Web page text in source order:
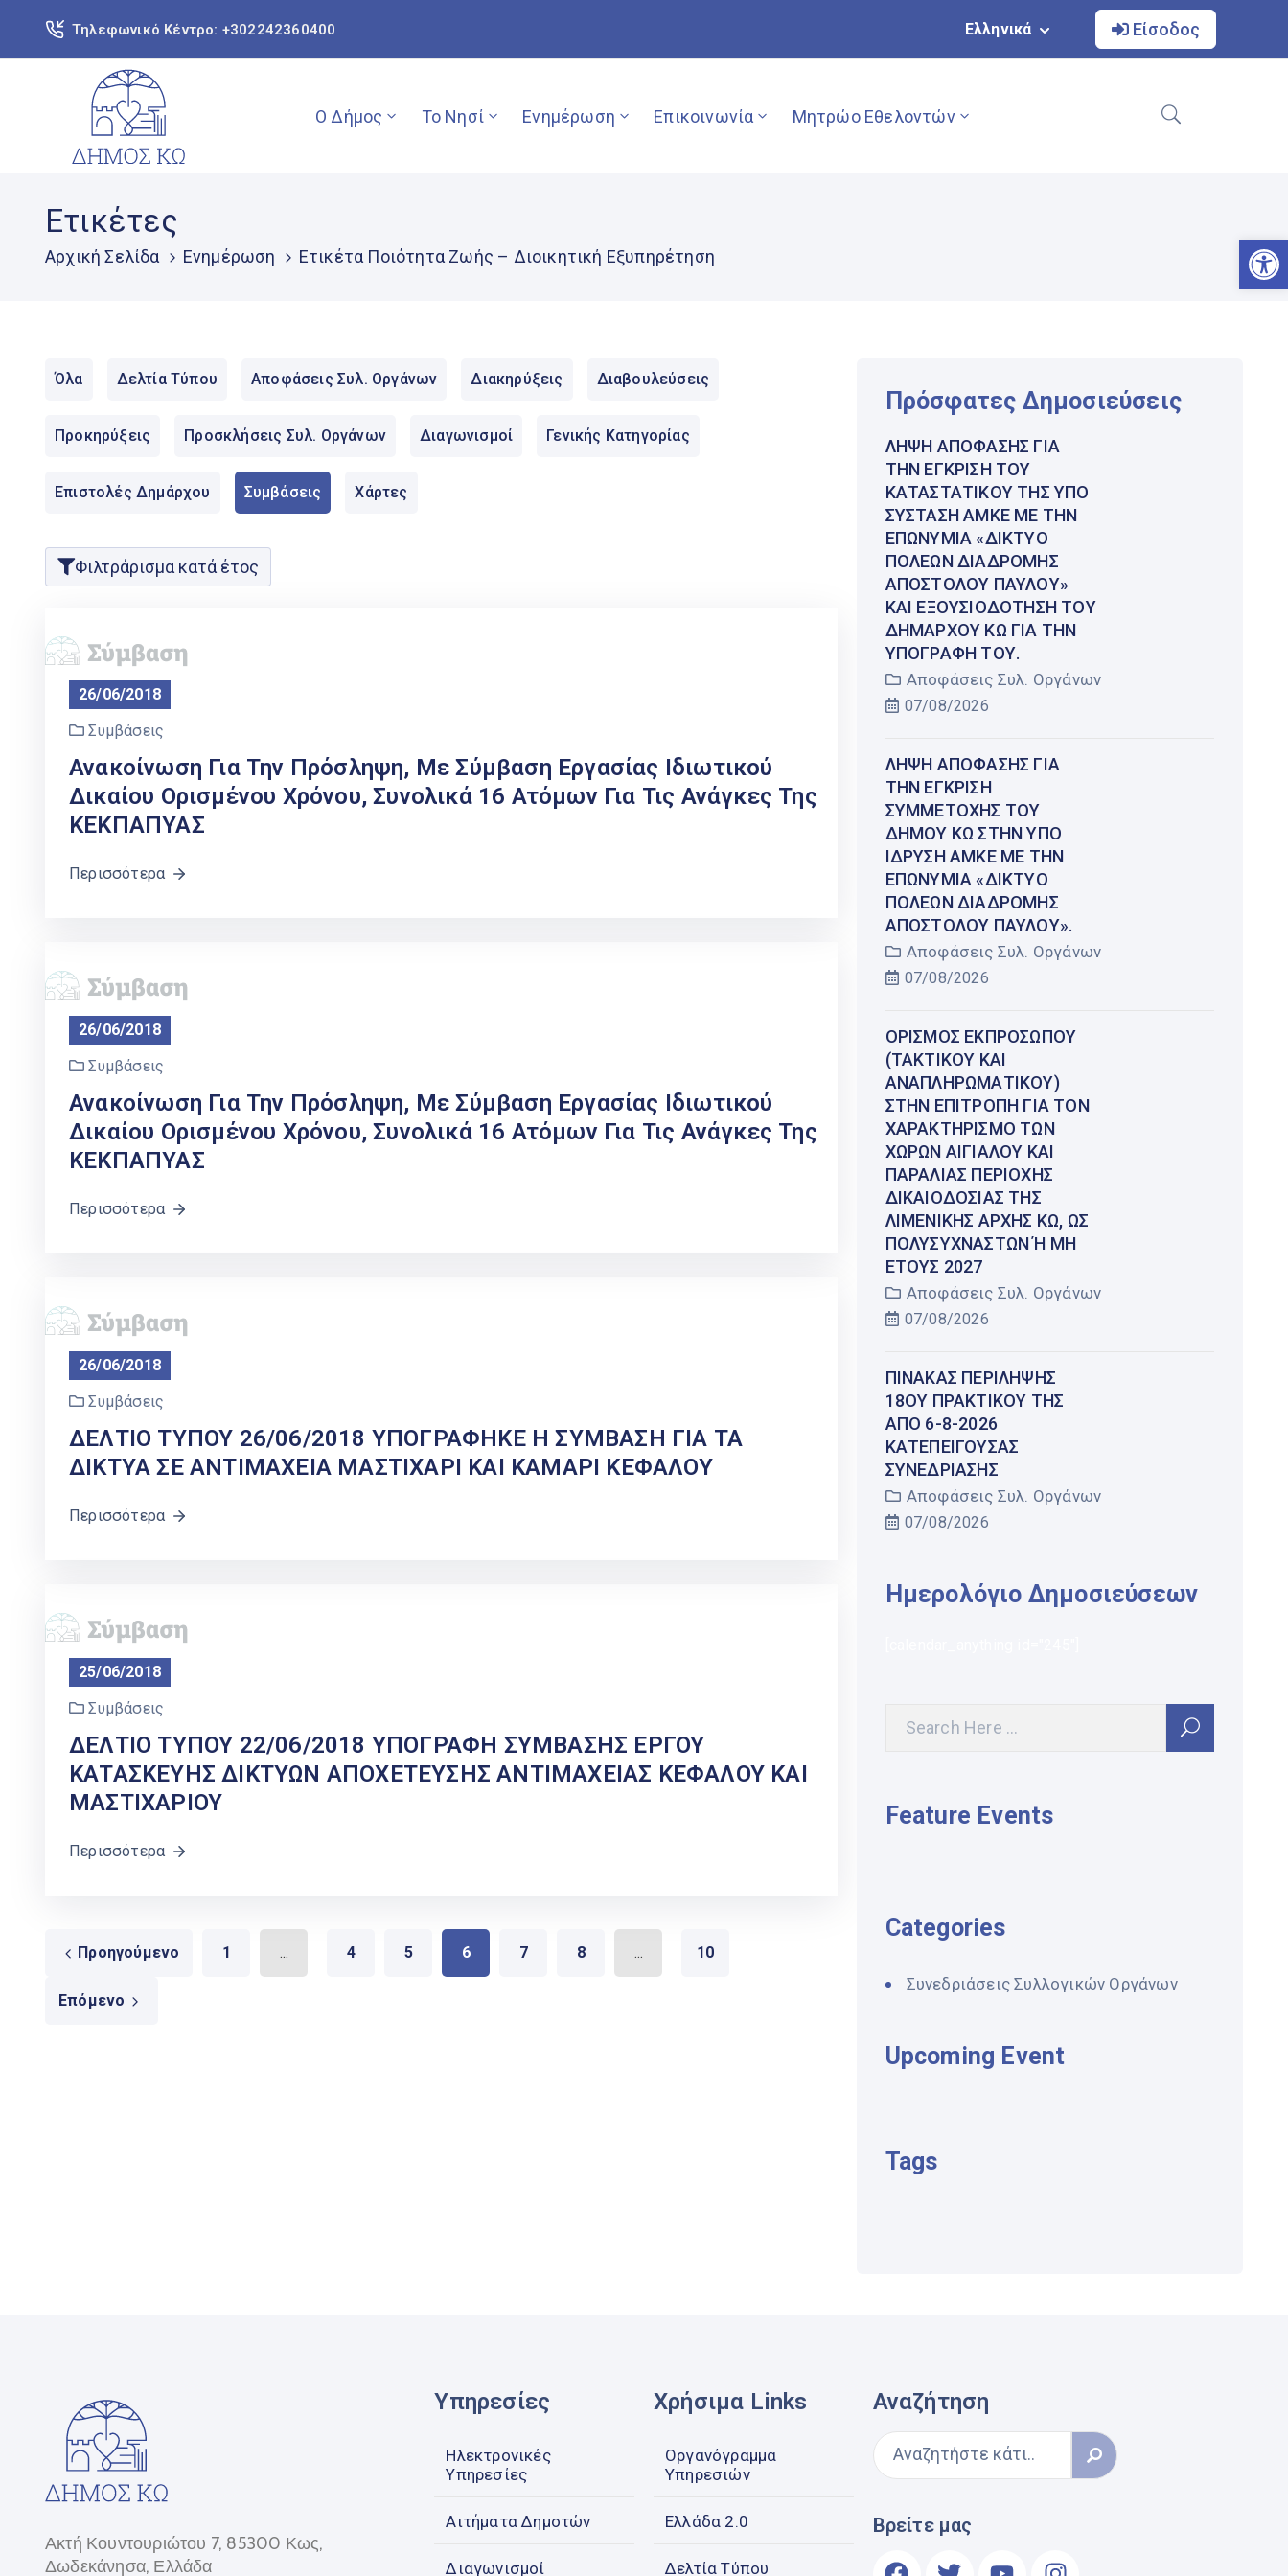
Τηλεφωνικό Κέντρο: +302242360400 Ελληνικά Είσοδος
Ο Δήμος Το Νησί Ενημέρωση Επικοινωνία Μητρώο Εθελοντών
Ετικέτες
Αρχική Σελίδα Ενημέρωση Ετικέτα Ποιότητα Ζωής – Διοικητική Εξυπηρέτηση
Όλα Δελτία Τύπου Αποφάσεις Συλ. Οργάνων Διακηρύξεις Διαβουλεύσεις
Προκηρύξεις Προσκλήσεις Συλ. Οργάνων Διαγωνισμοί Γενικής Κατηγορίας
Επιστολές Δημάρχου Συμβάσεις Χάρτες
Φιλτράρισμα κατά έτος
26/06/2018
Συμβάσεις
Ανακοίνωση Για Την Πρόσληψη, Με Σύμβαση Εργασίας Ιδιωτικού
Δικαίου Ορισμένου Χρόνου, Συνολικά 16 Ατόμων Για Τις Ανάγκες Της
ΚΕΚΠΑΠΥΑΣ
Περισσότερα
26/06/2018
Συμβάσεις
Ανακοίνωση Για Την Πρόσληψη, Με Σύμβαση Εργασίας Ιδιωτικού
Δικαίου Ορισμένου Χρόνου, Συνολικά 16 Ατόμων Για Τις Ανάγκες Της
ΚΕΚΠΑΠΥΑΣ
Περισσότερα
26/06/2018
Συμβάσεις
ΔΕΛΤΙΟ ΤΥΠΟΥ 26/06/2018 ΥΠΟΓΡΑΦΗΚΕ Η ΣΥΜΒΑΣΗ ΓΙΑ ΤΑ
ΔΙΚΤΥΑ ΣΕ ΑΝΤΙΜΑΧΕΙΑ ΜΑΣΤΙΧΑΡΙ ΚΑΙ ΚΑΜΑΡΙ ΚΕΦΑΛΟΥ
Περισσότερα
25/06/2018
Συμβάσεις
ΔΕΛΤΙΟ ΤΥΠΟΥ 22/06/2018 ΥΠΟΓΡΑΦΗ ΣΥΜΒΑΣΗΣ ΕΡΓΟΥ
ΚΑΤΑΣΚΕΥΗΣ ΔΙΚΤΥΩΝ ΑΠΟΧΕΤΕΥΣΗΣ ΑΝΤΙΜΑΧΕΙΑΣ ΚΕΦΑΛΟΥ ΚΑΙ
ΜΑΣΤΙΧΑΡΙΟΥ
Περισσότερα
Προηγούμενο 1 ... 4 5 6 7 8 ... 10
Επόμενο
Πρόσφατες Δημοσιεύσεις
ΛΉΨΗ ΑΠΌΦΑΣΗΣ ΓΙΑ
ΤΗΝ ΈΓΚΡΙΣΗ ΤΟΥ
ΚΑΤΑΣΤΑΤΙΚΟΎ ΤΗΣ ΥΠΌ
ΣΎΣΤΑΣΗ ΑΜΚΕ ΜΕ ΤΗΝ
ΕΠΩΝΥΜΊΑ «ΔΊΚΤΥΟ
ΠΌΛΕΩΝ ΔΙΑΔΡΟΜΉΣ
ΑΠΟΣΤΌΛΟΥ ΠΑΎΛΟΥ»
ΚΑΙ ΕΞΟΥΣΙΟΔΌΤΗΣΗ ΤΟΥ
ΔΗΜΆΡΧΟΥ ΚΩ ΓΙΑ ΤΗΝ
ΥΠΟΓΡΑΦΉ ΤΟΥ.
Αποφάσεις Συλ. Οργάνων
07/08/2026
ΛΉΨΗ ΑΠΌΦΑΣΗΣ ΓΙΑ
ΤΗΝ ΈΓΚΡΙΣΗ
ΣΥΜΜΕΤΟΧΉΣ ΤΟΥ
ΔΉΜΟΥ ΚΩ ΣΤΗΝ ΥΠΌ
ΊΔΡΥΣΗ ΑΜΚΕ ΜΕ ΤΗΝ
ΕΠΩΝΥΜΊΑ «ΔΊΚΤΥΟ
ΠΌΛΕΩΝ ΔΙΑΔΡΟΜΉΣ
ΑΠΟΣΤΌΛΟΥ ΠΑΎΛΟΥ».
Αποφάσεις Συλ. Οργάνων
07/08/2026
ΟΡΙΣΜΌΣ ΕΚΠΡΟΣΏΠΟΥ
(ΤΑΚΤΙΚΟΎ ΚΑΙ
ΑΝΑΠΛΗΡΩΜΑΤΙΚΟΎ)
ΣΤΗΝ ΕΠΙΤΡΟΠΉ ΓΙΑ ΤΟΝ
ΧΑΡΑΚΤΗΡΙΣΜΌ ΤΩΝ
ΧΏΡΩΝ ΑΙΓΙΑΛΟΎ ΚΑΙ
ΠΑΡΑΛΊΑΣ ΠΕΡΙΟΧΉΣ
ΔΙΚΑΙΟΔΟΣΊΑΣ ΤΗΣ
ΛΙΜΕΝΙΚΉΣ ΑΡΧΉΣ ΚΩ, ΩΣ
ΠΟΛΥΣΎΧΝΑΣΤΩΝ Ή ΜΗ Έ
ΤΟΥΣ 2027
Αποφάσεις Συλ. Οργάνων
07/08/2026
ΠΊΝΑΚΑΣ ΠΕΡΊΛΗΨΗΣ
18ΟΥ ΠΡΑΚΤΙΚΟΎ ΤΗΣ
ΑΠΌ 6-8-2026
ΚΑΤΕΠΕΊΓΟΥΣΑΣ
ΣΥΝΕΔΡΊΑΣΗΣ
Αποφάσεις Συλ. Οργάνων
07/08/2026
Ημερολόγιο Δημοσιεύσεων
Feature Events
Categories
Συνεδριάσεις Συλλογικών Οργάνων
Upcoming Event
Tags
Ακτή Κουντουριώτου 7, 85300 Κως,
Δωδεκάνησα, Ελλάδα
Υπηρεσίες
Ηλεκτρονικές
Υπηρεσίες
Αιτήματα Δημοτών
Διαγωνισμοί
Χρήσιμα Links
Οργανόγραμμα
Υπηρεσιών
Ελλάδα 2.0
Δελτία Τύπου
Αναζήτηση
Βρείτε μας